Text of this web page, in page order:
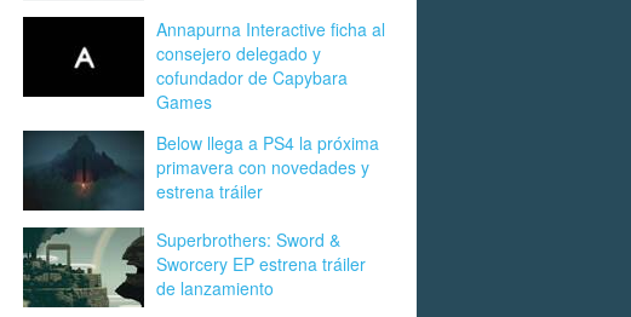
Annapurna Interactive ficha al
consejero delegado y
cofundador de Capybara
Games
Below llega a PS4 la próxima
primavera con novedades y
estrena tráiler
Superbrothers: Sword &
Sworcery EP estrena tráiler
de lanzamiento